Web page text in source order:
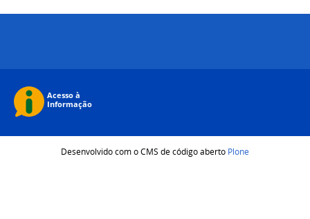
Desenvolvido com o CMS de código aberto Plone